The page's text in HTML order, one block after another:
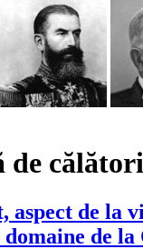
de
aspect de la
de la